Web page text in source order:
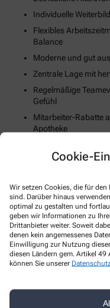
Cookie-
Wir setzen Cookies, die für
sind. Darüber hinaus
optimal zu gestalten und
geben wir Informationen zu
Drittanbieter weiter. Soweit
denen kein angemessenes
Einwilligung zur Nutzung
diesen Ländern gem. Artikel 49
können Sie unserer
Individuelle
Flexibles
Balance
Moderne und gut
Zentrale Lage mit
Regelmäßige
Gefühl
Mitarbeiter-Rabatte
Apotheke
(falls zutreffend)
Gesundheits- und
körperlichen
So können Sie
E-Mail